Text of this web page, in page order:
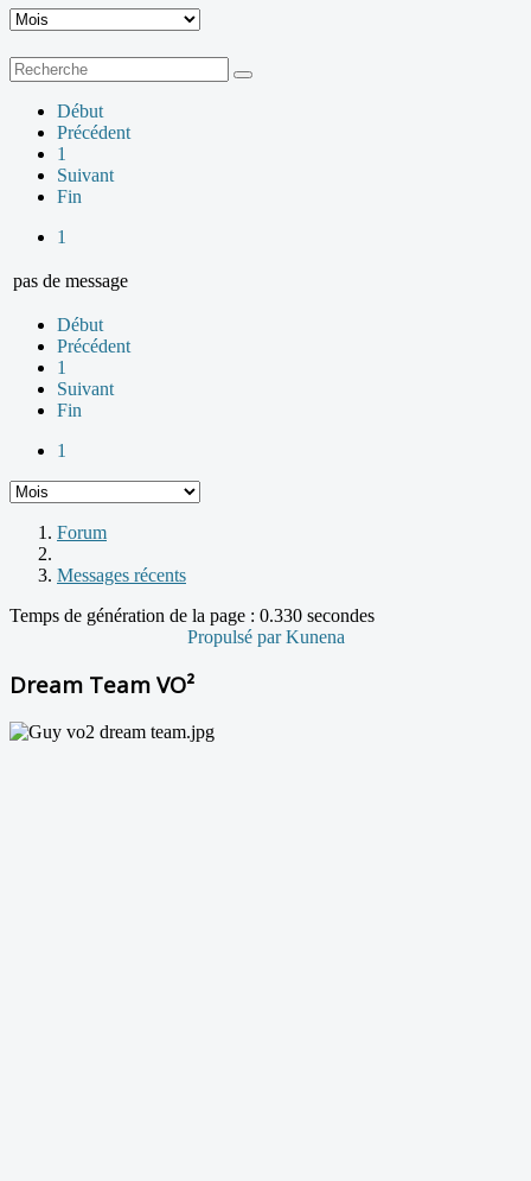
Début
Précédent
1
Suivant
Fin
1
pas de message
Début
Précédent
1
Suivant
Fin
1
Forum
Messages récents
Temps de génération de la page : 0.330 secondes
Propulsé parKunena
Dream Team VO²